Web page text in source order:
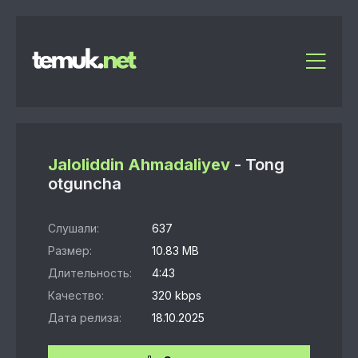
Jaloliddin Ahmadaliyev - Tong
otguncha
Слушали:
637
Размер:
10.83 MB
Длительность:
4:43
Качество:
320 kbps
Дата релиза:
18.10.2025